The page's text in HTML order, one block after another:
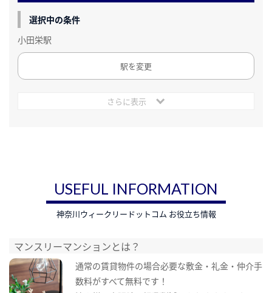
選択中の条件
小田栄駅
駅を変更
さらに表示
USEFUL INFORMATION
神奈川ウィークリードットコム お役立ち情報
マンスリーマンションとは？
通常の賃貸物件の場合必要な敷金・礼金・仲介手
数料がすべて無料です！